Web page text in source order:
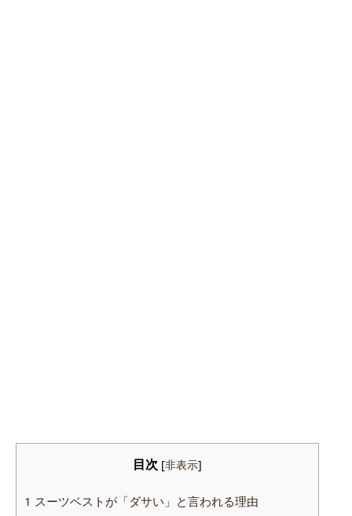
目次 [非表示]
1 スーツベストが「ダサい」と言われる理由